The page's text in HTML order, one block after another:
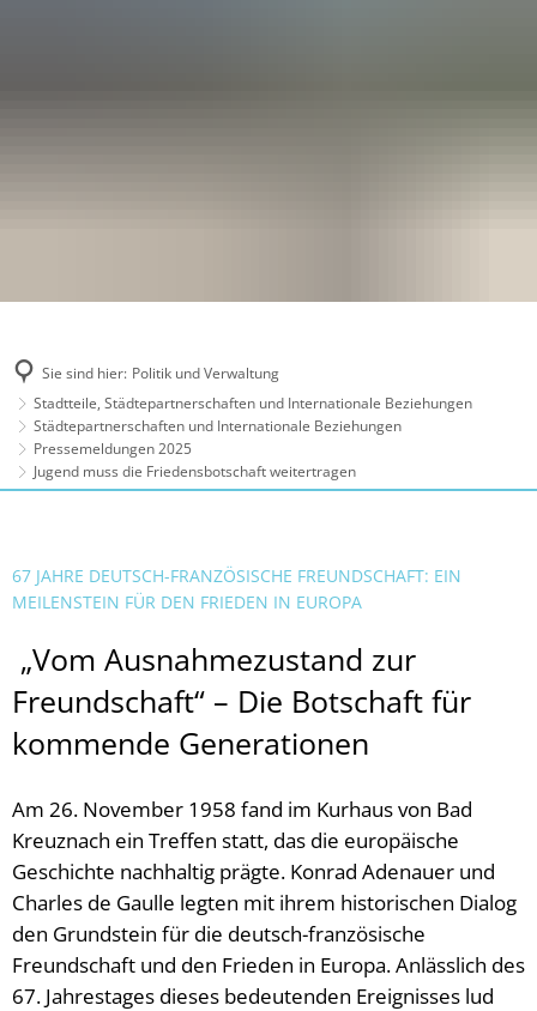
Sie sind hier: Politik und Verwaltung
Stadtteile, Städtepartnerschaften und Internationale Beziehungen
Städtepartnerschaften und Internationale Beziehungen
Pressemeldungen 2025
Jugend muss die Friedensbotschaft weitertragen
67 JAHRE DEUTSCH-FRANZÖSISCHE FREUNDSCHAFT: EIN
MEILENSTEIN FÜR DEN FRIEDEN IN EUROPA
„Vom Ausnahmezustand zur
Freundschaft“ – Die Botschaft für
kommende Generationen
Am 26. November 1958 fand im Kurhaus von Bad
Kreuznach ein Treffen statt, das die europäische
Geschichte nachhaltig prägte. Konrad Adenauer und
Charles de Gaulle legten mit ihrem historischen Dialog
den Grundstein für die deutsch-französische
Freundschaft und den Frieden in Europa. Anlässlich des
67. Jahrestages dieses bedeutenden Ereignisses lud